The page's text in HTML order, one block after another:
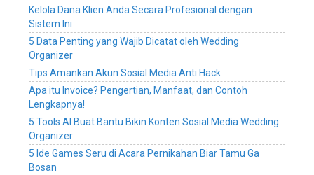
Kelola Dana Klien Anda Secara Profesional dengan
Sistem Ini
5 Data Penting yang Wajib Dicatat oleh Wedding
Organizer
Tips Amankan Akun Sosial Media Anti Hack
Apa itu Invoice? Pengertian, Manfaat, dan Contoh
Lengkapnya!
5 Tools AI Buat Bantu Bikin Konten Sosial Media Wedding
Organizer
5 Ide Games Seru di Acara Pernikahan Biar Tamu Ga
Bosan
wedding
organizer,
sistem
informasi
manajemen
wedding
service,
informasi
manajemen